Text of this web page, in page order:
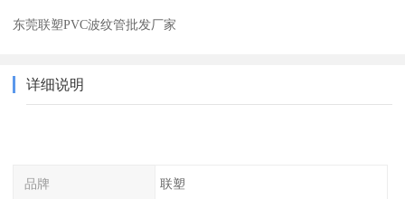
东莞联塑PVC波纹管批发厂家
详细说明
品牌 联塑